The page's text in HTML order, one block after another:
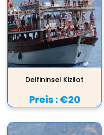
Delfininsel Kizilot
Preis :€20